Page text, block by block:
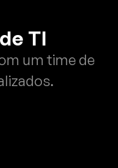
TI
um time de